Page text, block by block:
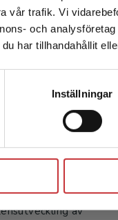
vår trafik. Vi
och
har tillhandahållit
Inställningar
enhet utanför
Sverige. För att
leveransadressen
Benita Berg
är lektor i didaktik
universitet. Hon
av